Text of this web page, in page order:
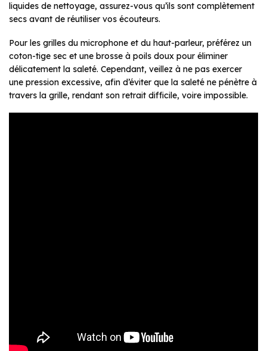
liquides de nettoyage, assurez-vous qu’ils sont complètement
secs avant de réutiliser vos écouteurs.
Pour les grilles du microphone et du haut-parleur, préférez un
coton-tige sec et une brosse à poils doux pour éliminer
délicatement la saleté. Cependant, veillez à ne pas exercer
une pression excessive, afin d’éviter que la saleté ne pénètre à
travers la grille, rendant son retrait difficile, voire impossible.